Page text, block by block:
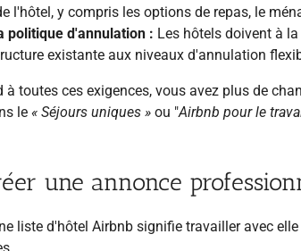
l'hôtel, y compris les options de repas, le
politique d'annulation : Les hôtels doivent à
existante aux niveaux d'annulation
à toutes ces exigences, vous avez plus de
le « Séjours uniques » ou "Airbnb pour le
une annonce
liste d'hôtel Airbnb signifie travailler avec